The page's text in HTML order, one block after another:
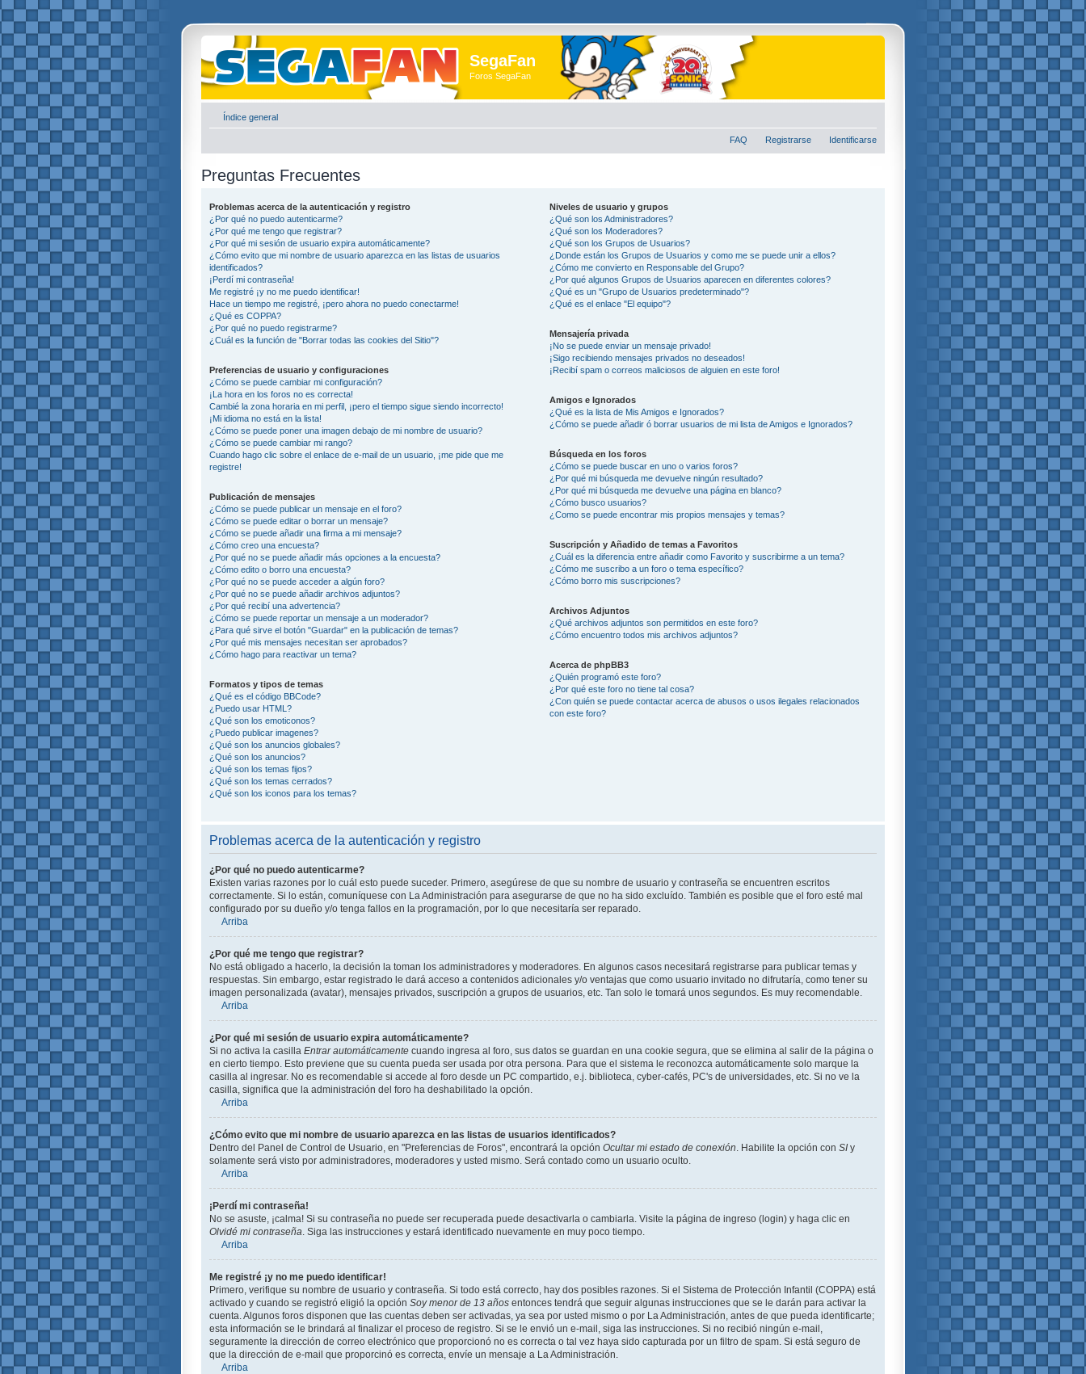
SegaFan
Foros SegaFan
Índice general
FAQ Registrarse Identificarse
Preguntas Frecuentes
Problemas acerca de la autenticación y registro
¿Por qué no puedo autenticarme?
¿Por qué me tengo que registrar?
¿Por qué mi sesión de usuario expira automáticamente?
¿Cómo evito que mi nombre de usuario aparezca en las listas de usuarios
identificados?
¡Perdí mi contraseña!
Me registré ¡y no me puedo identificar!
Hace un tiempo me registré, ¡pero ahora no puedo conectarme!
¿Qué es COPPA?
¿Por qué no puedo registrarme?
¿Cuál es la función de "Borrar todas las cookies del Sitio"?
Preferencias de usuario y configuraciones
¿Cómo se puede cambiar mi configuración?
¡La hora en los foros no es correcta!
Cambié la zona horaria en mi perfil, ¡pero el tiempo sigue siendo incorrecto!
¡Mi idioma no está en la lista!
¿Cómo se puede poner una imagen debajo de mi nombre de usuario?
¿Cómo se puede cambiar mi rango?
Cuando hago clic sobre el enlace de e-mail de un usuario, ¡me pide que me
registre!
Publicación de mensajes
¿Cómo se puede publicar un mensaje en el foro?
¿Cómo se puede editar o borrar un mensaje?
¿Cómo se puede añadir una firma a mi mensaje?
¿Cómo creo una encuesta?
¿Por qué no se puede añadir más opciones a la encuesta?
¿Cómo edito o borro una encuesta?
¿Por qué no se puede acceder a algún foro?
¿Por qué no se puede añadir archivos adjuntos?
¿Por qué recibí una advertencia?
¿Cómo se puede reportar un mensaje a un moderador?
¿Para qué sirve el botón "Guardar" en la publicación de temas?
¿Por qué mis mensajes necesitan ser aprobados?
¿Cómo hago para reactivar un tema?
Formatos y tipos de temas
¿Qué es el código BBCode?
¿Puedo usar HTML?
¿Qué son los emoticonos?
¿Puedo publicar imagenes?
¿Qué son los anuncios globales?
¿Qué son los anuncios?
¿Qué son los temas fijos?
¿Qué son los temas cerrados?
¿Qué son los iconos para los temas?
Niveles de usuario y grupos
¿Qué son los Administradores?
¿Qué son los Moderadores?
¿Qué son los Grupos de Usuarios?
¿Donde están los Grupos de Usuarios y como me se puede unir a ellos?
¿Cómo me convierto en Responsable del Grupo?
¿Por qué algunos Grupos de Usuarios aparecen en diferentes colores?
¿Qué es un "Grupo de Usuarios predeterminado"?
¿Qué es el enlace "El equipo"?
Mensajería privada
¡No se puede enviar un mensaje privado!
¡Sigo recibiendo mensajes privados no deseados!
¡Recibí spam o correos maliciosos de alguien en este foro!
Amigos e Ignorados
¿Qué es la lista de Mis Amigos e Ignorados?
¿Cómo se puede añadir ó borrar usuarios de mi lista de Amigos e Ignorados?
Búsqueda en los foros
¿Cómo se puede buscar en uno o varios foros?
¿Por qué mi búsqueda me devuelve ningún resultado?
¿Por qué mi búsqueda me devuelve una página en blanco?
¿Cómo busco usuarios?
¿Como se puede encontrar mis propios mensajes y temas?
Suscripción y Añadido de temas a Favoritos
¿Cuál es la diferencia entre añadir como Favorito y suscribirme a un tema?
¿Cómo me suscribo a un foro o tema específico?
¿Cómo borro mis suscripciones?
Archivos Adjuntos
¿Qué archivos adjuntos son permitidos en este foro?
¿Cómo encuentro todos mis archivos adjuntos?
Acerca de phpBB3
¿Quién programó este foro?
¿Por qué este foro no tiene tal cosa?
¿Con quién se puede contactar acerca de abusos o usos ilegales relacionados
con este foro?
Problemas acerca de la autenticación y registro
¿Por qué no puedo autenticarme?
Existen varias razones por lo cuál esto puede suceder. Primero, asegúrese de que su nombre de usuario y contraseña se encuentren escritos
correctamente. Si lo están, comuníquese con La Administración para asegurarse de que no ha sido excluído. También es posible que el foro esté mal
configurado por su dueño y/o tenga fallos en la programación, por lo que necesitaría ser reparado.
Arriba
¿Por qué me tengo que registrar?
No está obligado a hacerlo, la decisión la toman los administradores y moderadores. En algunos casos necesitará registrarse para publicar temas y
respuestas. Sin embargo, estar registrado le dará acceso a contenidos adicionales y/o ventajas que como usuario invitado no difrutaría, como tener su
imagen personalizada (avatar), mensajes privados, suscripción a grupos de usuarios, etc. Tan solo le tomará unos segundos. Es muy recomendable.
Arriba
¿Por qué mi sesión de usuario expira automáticamente?
Si no activa la casilla Entrar automáticamente cuando ingresa al foro, sus datos se guardan en una cookie segura, que se elimina al salir de la página o
en cierto tiempo. Esto previene que su cuenta pueda ser usada por otra persona. Para que el sistema le reconozca automáticamente solo marque la
casilla al ingresar. No es recomendable si accede al foro desde un PC compartido, e.j. biblioteca, cyber-cafés, PC's de universidades, etc. Si no ve la
casilla, significa que la administración del foro ha deshabilitado la opción.
Arriba
¿Cómo evito que mi nombre de usuario aparezca en las listas de usuarios identificados?
Dentro del Panel de Control de Usuario, en "Preferencias de Foros", encontrará la opción Ocultar mi estado de conexión . Habilite la opción con SI y
solamente será visto por administradores, moderadores y usted mismo. Será contado como un usuario oculto.
Arriba
¡Perdí mi contraseña!
No se asuste, ¡calma! Si su contraseña no puede ser recuperada puede desactivarla o cambiarla. Visite la página de ingreso (login) y haga clic en
Olvidé mi contraseña . Siga las instrucciones y estará identificado nuevamente en muy poco tiempo.
Arriba
Me registré ¡y no me puedo identificar!
Primero, verifique su nombre de usuario y contraseña. Si todo está correcto, hay dos posibles razones. Si el Sistema de Protección Infantil (COPPA) está
activado y cuando se registró eligió la opción Soy menor de 13 años entonces tendrá que seguir algunas instrucciones que se le darán para activar la
cuenta. Algunos foros disponen que las cuentas deben ser activadas, ya sea por usted mismo o por La Administración, antes de que pueda identificarte;
esta información se le brindará al finalizar el proceso de registro. Si se le envió un e-mail, siga las instrucciones. Si no recibió ningún e-mail,
seguramente la dirección de correo electrónico que proporcionó no es correcta o tal vez haya sido capturada por un filtro de spam. Si está seguro de
que la dirección de e-mail que proporcinó es correcta, envíe un mensaje a La Administración.
Arriba